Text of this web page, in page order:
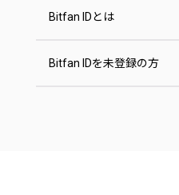
Bitfan IDとは
Bitfan IDを未登録の方